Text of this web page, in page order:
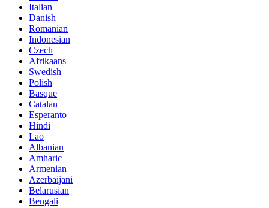
Italian
Danish
Romanian
Indonesian
Czech
Afrikaans
Swedish
Polish
Basque
Catalan
Esperanto
Hindi
Lao
Albanian
Amharic
Armenian
Azerbaijani
Belarusian
Bengali